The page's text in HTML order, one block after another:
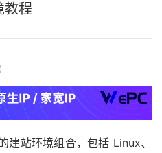
教程
)
建站环境组合，包括 Linux、